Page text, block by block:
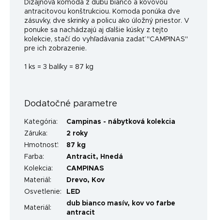
Dizajnová komoda z dubu bianco a kovovou
antracitovou konštrukciou. Komoda ponúka dve
zásuvky, dve skrinky a policu ako úložný priestor. V
ponuke sa nachádzajú aj ďalšie kúsky z tejto
kolekcie, stačí do vyhľadávania zadať "CAMPINAS"
pre ich zobrazenie.
1 ks = 3 balíky = 87 kg
Dodatočné parametre
Kategória:
Campinas - nábytková kolekcia
Záruka:
2 roky
Hmotnosť:
87 kg
Farba: Antracit, Hnedá
Kolekcia:
CAMPINAS
Materiál : Drevo, Kov
Osvetlenie: LED
Materiál :
dub bianco masív, kov vo farbe
antracit